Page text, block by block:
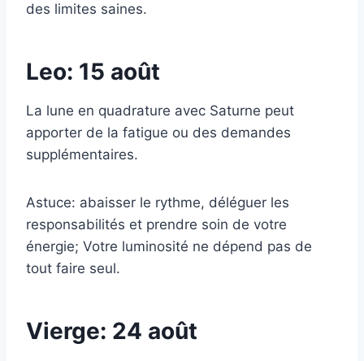
des limites saines.
Leo: 15 août
La lune en quadrature avec Saturne peut
apporter de la fatigue ou des demandes
supplémentaires.
Astuce: abaisser le rythme, déléguer les
responsabilités et prendre soin de votre
énergie; Votre luminosité ne dépend pas de
tout faire seul.
Vierge: 24 août